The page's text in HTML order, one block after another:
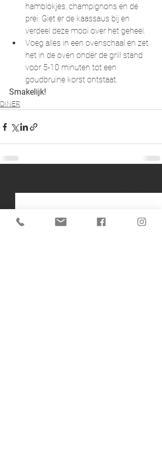
hamblokjes, champignons en de
prei. Giet er de kaassaus bij en
verdeel deze mooi over het geheel.
Voeg alles in een ovenschaal en zet
het in de oven onder de grill stand
voor 5-10 minuten tot een
goudbruine korst ontstaat.
Smakelijk!
DINER